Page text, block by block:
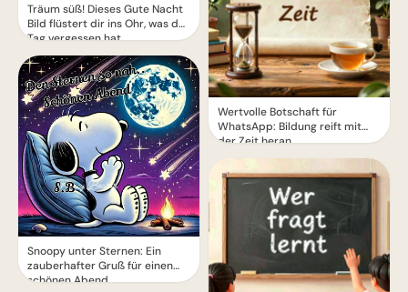
Träum süß! Dieses Gute Nacht
Bild flüstert dir ins Ohr, was der
Tag vergessen hat.
Snoopy unter Sternen: Ein
zauberhafter Gruß für einen
schönen Abend
Wertvolle Botschaft für
WhatsApp: Bildung reift mit
der Zeit heran